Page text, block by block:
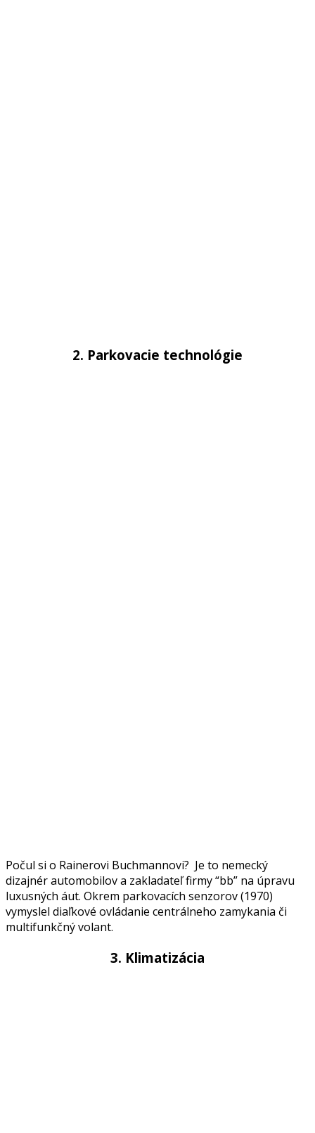
2. Parkovacie technológie
Počul si o Rainerovi Buchmannovi? Je to nemecký
dizajnér automobilov a zakladateľ firmy “bb” na úpravu
luxusných áut. Okrem parkovacích senzorov (1970)
vymyslel diaľkové ovládanie centrálneho zamykania či
multifunkčný volant.
3. Klimatizácia